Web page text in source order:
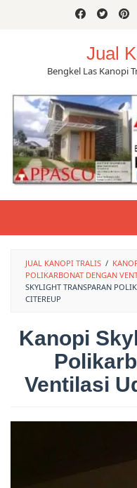
Jual
Bengkel Las Kanopi
JUAL KANOPI TRALIS /
POLIKARBONAT DENGAN
SKYLIGHT TRANSPARAN
CITEREUP
Kanopi
Ventilasi